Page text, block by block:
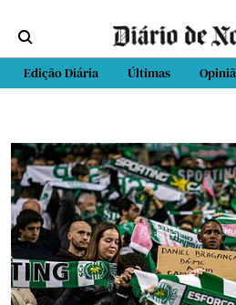
Edição Diária Últimas